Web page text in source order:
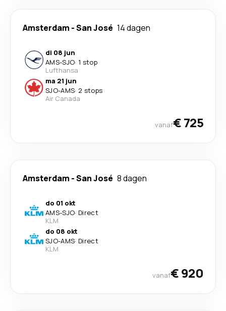
Amsterdam -San José 14 dagen
di 08 jun
AMS-SJO· 1 stop
Lufthansa
ma 21 jun
SJO-AMS· 2 stops
Air Canada
vanaf€ 725
Amsterdam -San José 8 dagen
do 01 okt
AMS-SJO· Direct
KLM
do 08 okt
SJO-AMS· Direct
KLM
vanaf€ 920